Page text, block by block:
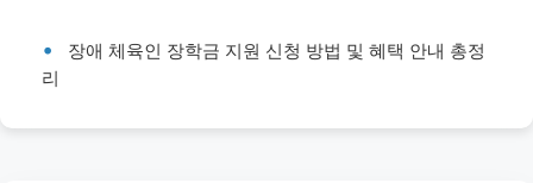
장애 체육인 장학금 지원 신청 방법 및 혜택 안내 총정
리